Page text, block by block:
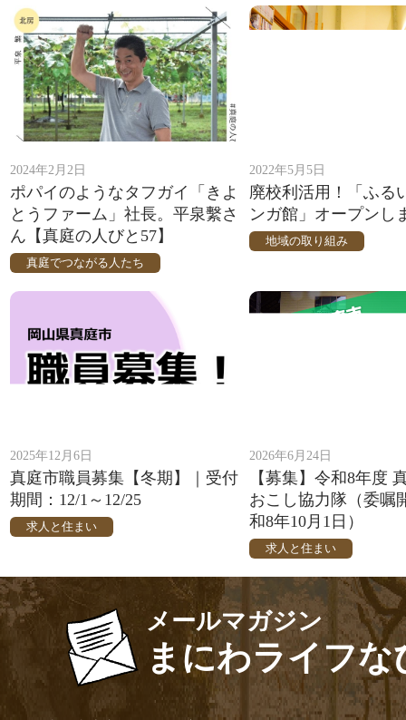
2024年2月2日
ポパイのようなタフガイ「きよ
とうファーム」社長。平泉繫さ
ん【真庭の人びと57】
真庭でつながる人たち
2022年5月5日
廃校利活用！「ふる
ンガ館」オープンし
地域の取り組み
2025年12月6日
真庭市職員募集【冬期】｜受付
期間：12/1～12/25
求人と住まい
2026年6月24日
【募集】令和8年度
おこし協力隊（委嘱
和8年10月1日）
求人と住まい
メールマガジン
まにわライフな